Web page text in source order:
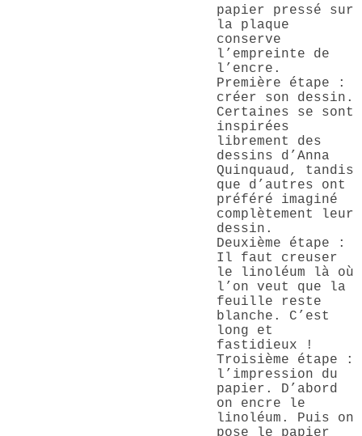
papier pressé sur
la plaque
conserve
l’empreinte de
l’encre.
Première étape :
créer son dessin.
Certaines se sont
inspirées
librement des
dessins d’Anna
Quinquaud, tandis
que d’autres ont
préféré imaginé
complètement leur
dessin.
Deuxième étape :
Il faut creuser
le linoléum là où
l’on veut que la
feuille reste
blanche. C’est
long et
fastidieux !
Troisième étape :
l’impression du
papier. D’abord
on encre le
linoléum. Puis on
pose le papier